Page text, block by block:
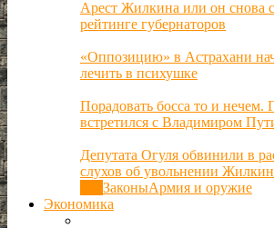
Арест Жилкина или он снова
рейтинге губернаторов
«Оппозицию» в Астрахани
лечить в психушке
Порадовать босса то и нечем.
встретился с Владимиром
Депутата Огуля обвинили в
слухов об увольнении
ЗаконыАрмия и оружие
Экономика